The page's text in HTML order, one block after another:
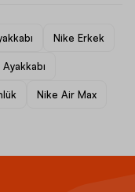
Nike Erkek
Nike Air Max